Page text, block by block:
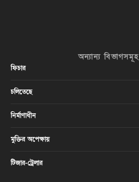
অন্যান্য বিভাগসমূহ
ফিচার
চলিতেছে
নির্মাণাধীন
মুক্তির অপেক্ষায়
টিজার-ট্রেলার